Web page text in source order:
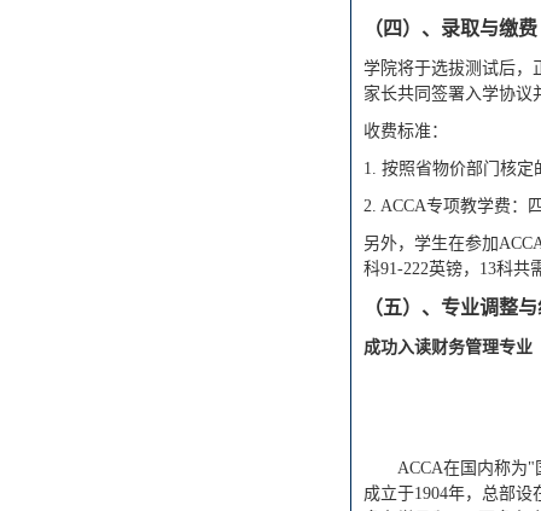
（四）、录取与缴费
学院将于选拔测试后，
家长共同签署入学协议
收费标准：
1. 按照省物价部门核定
2. ACCA专项教学费：
另外，学生在参加
科91-222英镑，13科共
（五）、专业调整
成功入读财务管理专业
ACCA在国内称为"
成立于1904年，总部